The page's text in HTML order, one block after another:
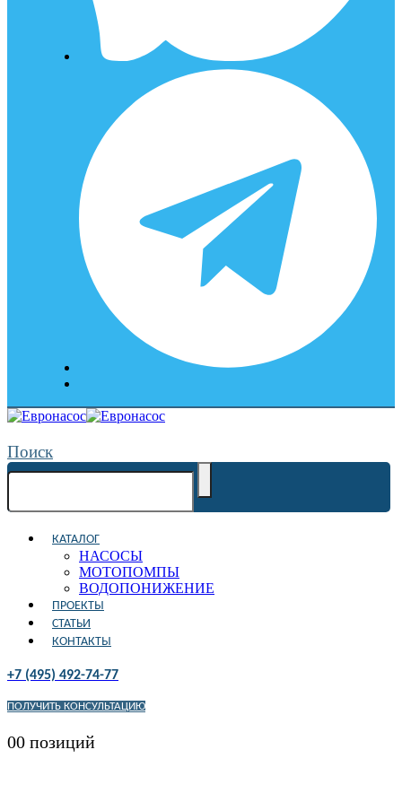
Поиск
КАТАЛОГ
НАСОСЫ
МОТОПОМПЫ
ВОДОПОНИЖЕНИЕ
ПРОЕКТЫ
СТАТЬИ
КОНТАКТЫ
+7 (495) 492-74-77
ПОЛУЧИТЬ КОНСУЛЬТАЦИЮ
00 позиций